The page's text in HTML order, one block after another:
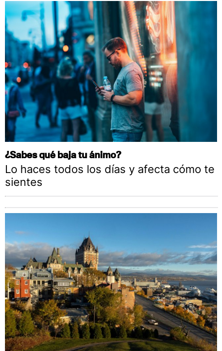
¿Sabes qué baja tu ánimo?
Lo haces todos los días y afecta cómo te
sientes